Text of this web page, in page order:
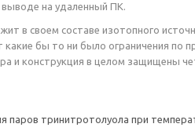
на удаленный ПК.
в своем составе изотопного
какие бы то ни было ограничения
и конструкция в целом защищены
паров тринитротолуола при